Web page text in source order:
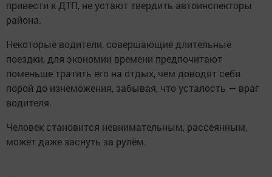
привести к ДТП, не устают твердить автоинспекторы
района.
Некоторые водители, совершающие длительные
поездки, для экономии времени предпочитают
поменьше тратить его на отдых, чем доводят себя
порой до изнеможения, забывая, что усталость — враг
водителя.
Человек становится невнимательным, рассеянным,
может даже заснуть за рулём.